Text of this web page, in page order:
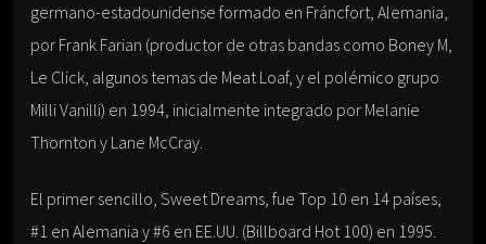
germano-estadounidense formado en Fráncfort, Alemania,
por Frank Farian (productor de otras bandas como Boney M,
Le Click, algunos temas de Meat Loaf, y el polémico grupo
Milli Vanilli) en 1994, inicialmente integrado por Melanie
Thornton y Lane McCray.
El primer sencillo, Sweet Dreams, fue Top 10 en 14 países,
#1 en Alemania y #6 en EE.UU. (Billboard Hot 100) en 1995.